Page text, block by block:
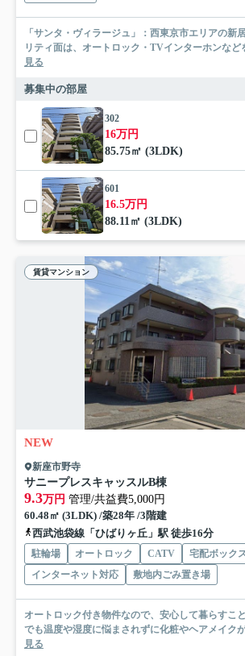
「サンタ・ヴィラージュ」：西東京市エリアの新
リティ面は、オートロック・TVインターホンなど
見る
募集中の部屋
302
16万円
85.75㎡ (3LDK)
601
16.5万円
88.11㎡ (3LDK)
賃貸マンション
NEW
新座市野寺
サニープレスキャッスルB棟
9.3万円 管理/共益費5,000円
60.48㎡ (3LDK) /築28年 /3階建
西武池袋線「ひばりヶ丘」駅 徒歩16分
駐輪場 オートロック CATV
宅配ボック
インターネット対応
敷地内ごみ置き場
オートロック付き物件なので、安心して暮らすこ
でも温度や湿度に悩まされずに化粧やヘアメイク
見る